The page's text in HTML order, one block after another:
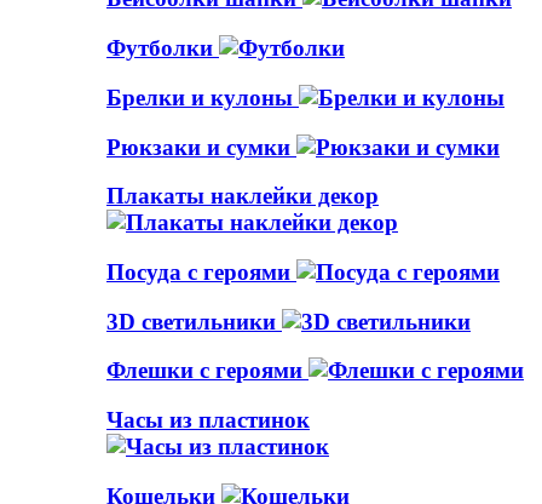
Футболки
Брелки и кулоны
Рюкзаки и сумки
Плакаты наклейки декор
Посуда с героями
3D светильники
Флешки с героями
Часы из пластинок
Кошельки